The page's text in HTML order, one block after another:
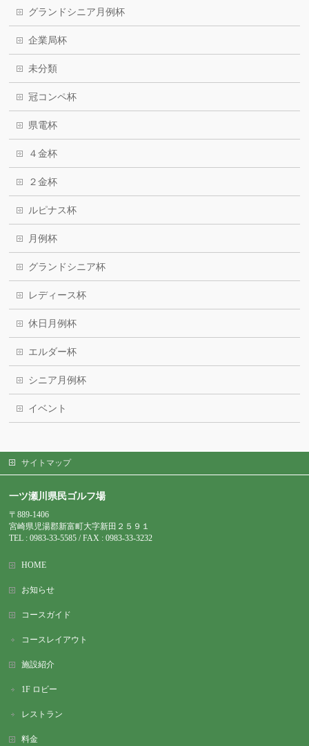
グランドシニア月例杯
企業局杯
未分類
冠コンペ杯
県電杯
４金杯
２金杯
ルピナス杯
月例杯
グランドシニア杯
レディース杯
休日月例杯
エルダー杯
シニア月例杯
イベント
サイトマップ
一ツ瀬川県民ゴルフ場
〒889-1406
宮崎県児湯郡新富町大字新田２５９１
TEL : 0983-33-5585 / FAX : 0983-33-3232
HOME
お知らせ
コースガイド
コースレイアウト
施設紹介
1F ロビー
レストラン
料金